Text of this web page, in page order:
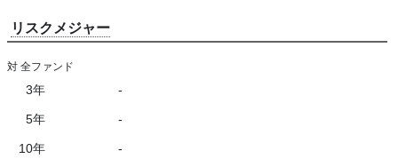
リスクメジャー
対 全ファンド
3年 -
5年 -
10年 -